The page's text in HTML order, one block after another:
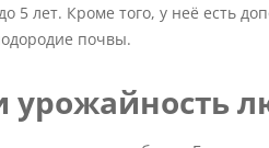
5 лет. Кроме того, у неё есть
почвы.
урожайность